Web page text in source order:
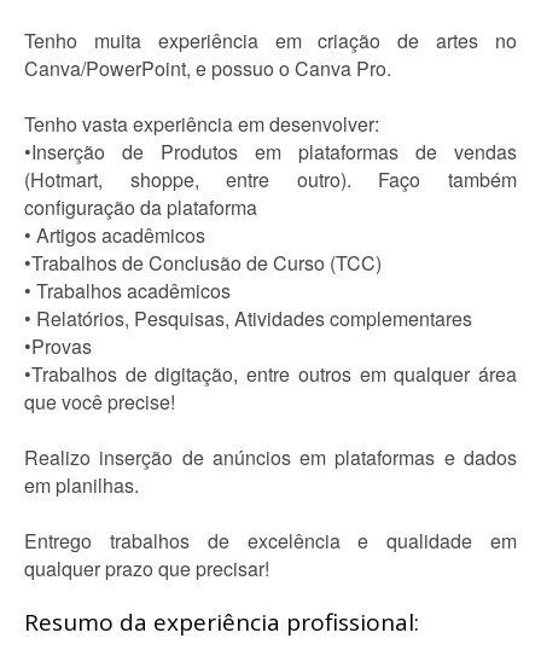
Tenho muita experiência em criação de artes no
Canva/PowerPoint, e possuo o Canva Pro.
Tenho vasta experiência em desenvolver:
•Inserção de Produtos em plataformas de vendas
(Hotmart, shoppe, entre outro). Faço também
configuração da plataforma
• Artigos acadêmicos
•Trabalhos de Conclusão de Curso (TCC)
• Trabalhos acadêmicos
• Relatórios, Pesquisas, Atividades complementares
•Provas
•Trabalhos de digitação, entre outros em qualquer área
que você precise!
Realizo inserção de anúncios em plataformas e dados
em planilhas.
Entrego trabalhos de excelência e qualidade em
qualquer prazo que precisar!
Resumo da experiência profissional: